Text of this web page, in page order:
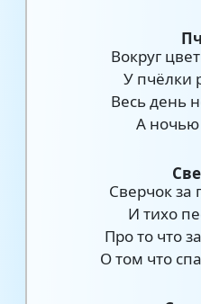
Вокруг
У пчёлки
Весь день
А ночью
Сверчок за
И тихо
Про то что
О том что